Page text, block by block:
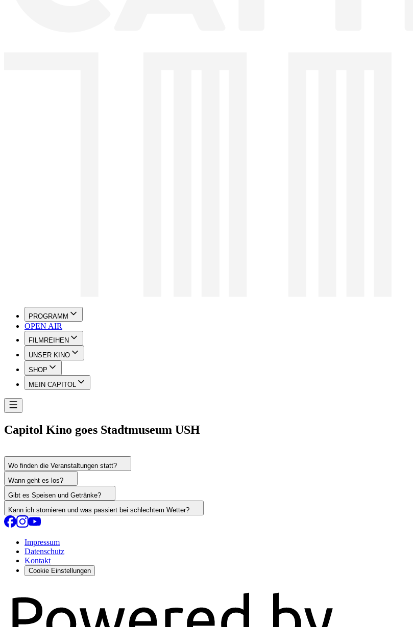
PROGRAMM
OPEN AIR
FILMREIHEN
UNSER KINO
SHOP
MEIN CAPITOL
Capitol Kino goes Stadtmuseum USH
Wo finden die Veranstaltungen statt?
Wann geht es los?
Gibt es Speisen und Getränke?
Kann ich stornieren und was passiert bei schlechtem Wetter?
Impressum
Datenschutz
Kontakt
Cookie Einstellungen